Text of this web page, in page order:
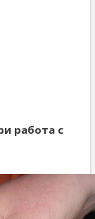
работа с